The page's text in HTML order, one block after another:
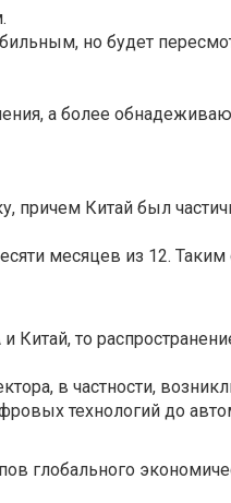
но будет
а более
причем Китай был
месяцев из 12.
то
в частности,
технологий до
глобального